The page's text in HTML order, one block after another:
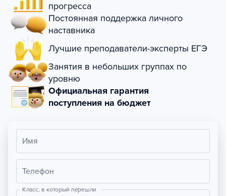
прогресса
Постоянная поддержка личного
наставника
Лучшие преподаватели-эксперты ЕГЭ
Занятия в небольших группах по
уровню
Официальная гарантия
поступления на бюджет
Имя
Телефон
Класс, в который перешли